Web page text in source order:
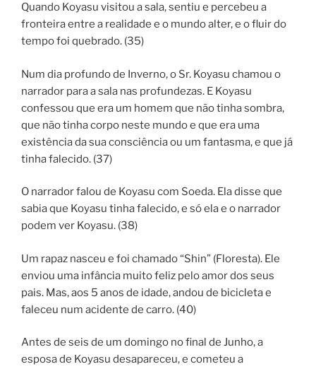
Quando Koyasu visitou a sala, sentiu e percebeu a
fronteira entre a realidade e o mundo alter, e o fluir do
tempo foi quebrado. (35)
Num dia profundo de Inverno, o Sr. Koyasu chamou o
narrador para a sala nas profundezas. E Koyasu
confessou que era um homem que não tinha sombra,
que não tinha corpo neste mundo e que era uma
existência da sua consciência ou um fantasma, e que já
tinha falecido. (37)
O narrador falou de Koyasu com Soeda. Ela disse que
sabia que Koyasu tinha falecido, e só ela e o narrador
podem ver Koyasu. (38)
Um rapaz nasceu e foi chamado “Shin” (Floresta). Ele
enviou uma infância muito feliz pelo amor dos seus
pais. Mas, aos 5 anos de idade, andou de bicicleta e
faleceu num acidente de carro. (40)
Antes de seis de um domingo no final de Junho, a
esposa de Koyasu desapareceu, e cometeu a